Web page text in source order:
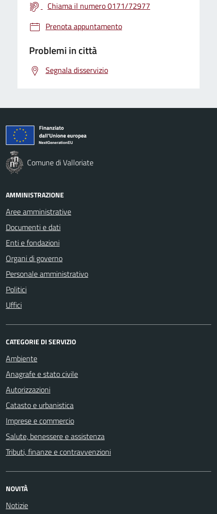
Chiama il numero 0171/72977
Prenota appuntamento
Problemi in città
Segnala disservizio
Comune di Valloriate
AMMINISTRAZIONE
Aree amministrative
Documenti e dati
Enti e fondazioni
Organi di governo
Personale amministrativo
Politici
Uffici
CATEGORIE DI SERVIZIO
Ambiente
Anagrafe e stato civile
Autorizzazioni
Catasto e urbanistica
Imprese e commercio
Salute, benessere e assistenza
Tributi, finanze e contravvenzioni
NOVITÀ
Notizie